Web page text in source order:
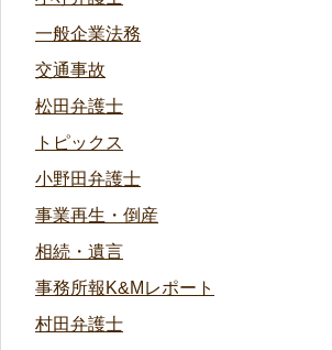
一般企業法務
交通事故
松田弁護士
トピックス
小野田弁護士
事業再生・倒産
相続・遺言
事務所報K&Mレポート
村田弁護士